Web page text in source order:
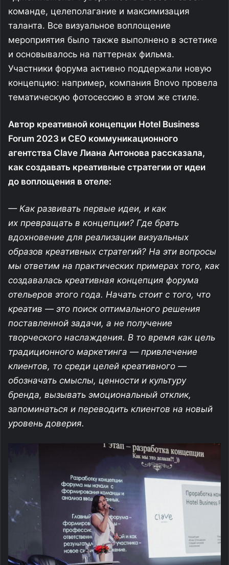
команде, целеполагание и максимизация
таланта. Все визуальное воплощение
мероприятия было также выполнено в эстетике
и основывалось на паттернах фильма.
Участники форума активно поддержали новую
концепцию: например, компания Bnovo провела
тематическую фотосессию в этом же стиле.
Автор креативной концепции Hotel Business
Forum 2023 и CEO коммуникационного
агентства Clave Лиана Антонова рассказала,
как создавать креативные стратегии от идеи
до воплощения в отеле:
— Как развивать первые идеи, и как
их превращать в концепции? Где брать
вдохновение для реализации визуальных
образов креативных стратегий? На эти вопросы
мы ответим на практических примерах того, как
создавалась креативная концепция форума
отельеров этого года. Начать стоит с того, что
креатив — это поиск оптимального решения
поставленной задачи, а не получение
творческого наслаждения. В то время как цель
традиционного маркетинга — привлечение
клиентов, то среди целей креативного —
обозначать смыслы, ценности и культуру
бренда, вызывать эмоциональный отклик,
запоминаться и переводить клиентов на новый
уровень доверия.